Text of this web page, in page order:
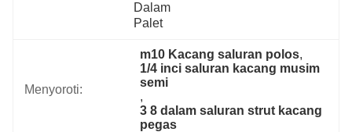
Dalam
Palet
Menyoroti:
m10 Kacang saluran polos,
1/4 inci saluran kacang musim
semi
,
3 8 dalam saluran strut kacang
pegas